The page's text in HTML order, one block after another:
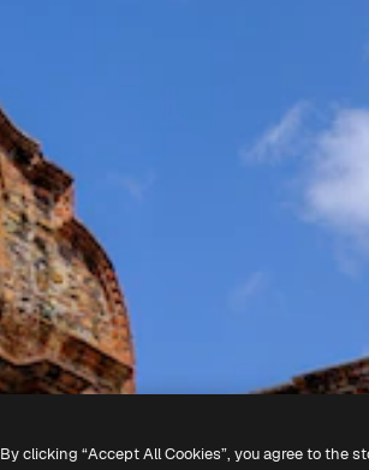
By clicking “Accept All Cookies”, you agree to the